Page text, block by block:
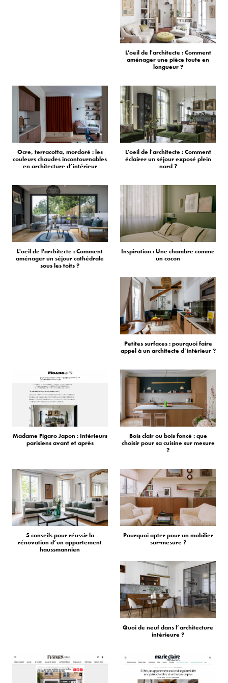
L'oeil de l'architecte : Comment
aménager une pièce toute en
longueur ?
Ocre, terracotta, mordoré : les
couleurs chaudes incontournables
en architecture d’intérieur
L'oeil de l'architecte : Comment
éclairer un séjour exposé plein
nord ?
L'oeil de l'architecte : Comment
aménager un séjour cathédrale
sous les toits ?
Inspiration : Une chambre comme
un cocon
Petites surfaces : pourquoi faire
appel à un architecte d’intérieur ?
Madame Figaro Japon : Intérieurs
parisiens avant et après
Bois clair ou bois foncé : que
choisir pour sa cuisine sur mesure
?
5 conseils pour réussir la
rénovation d’un appartement
haussmannien
Pourquoi opter pour un mobilier
sur-mesure ?
Quoi de neuf dans l’architecture
intérieure ?